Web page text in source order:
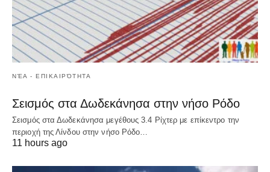
ΝΈΑ - ΕΠΙΚΑΙΡΌΤΗΤΑ
Σεισμός στα Δωδεκάνησα στην νήσο Ρόδο
Σεισμός στα Δωδεκάνησα μεγέθους 3.4 Ρίχτερ με επίκεντρο την
περιοχή της Λίνδου στην νήσο Ρόδο…
11 hours ago